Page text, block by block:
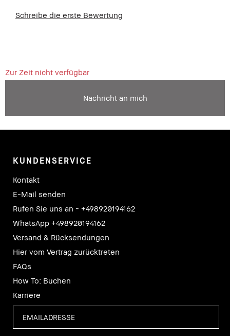
Schreibe die erste Bewertung
Zur Zeit nicht verfügbar
Nachricht an mich
KUNDENSERVICE
Kontakt
E-Mail senden
Rufen Sie uns an - +498920194162
WhatsApp +498920194162
Versand & Rücksendungen
Hier vom Vertrag zurücktreten
FAQs
How To: Buchen
Karriere